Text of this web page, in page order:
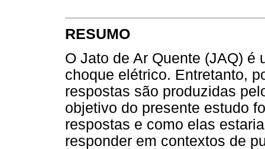
RESUMO
O Jato de Ar Quente (JAQ)
choque elétrico. Entretanto,
respostas são produzidas
objetivo do presente estudo
respostas e como elas
responder em contextos de